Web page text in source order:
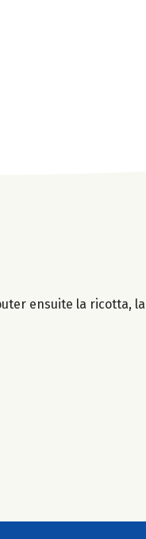
ensuite la ricotta,